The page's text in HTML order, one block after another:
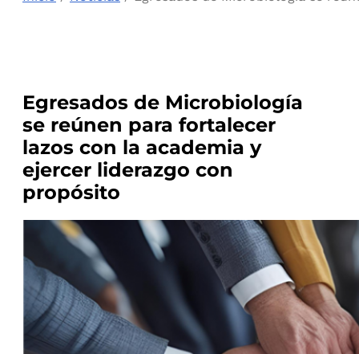
Egresados de Microbiología
se reúnen para fortalecer
lazos con la academia y
ejercer liderazgo con
propósito